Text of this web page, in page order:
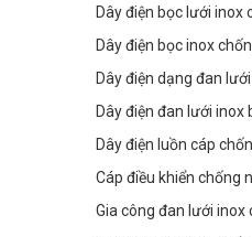
Dây điện bọc lưới inox
Dây điện bọc inox
Dây điện dạng đan
Dây điện đan lưới inox
Dây điện luồn cáp
Cáp điều khiển chống
Gia công đan lưới inox